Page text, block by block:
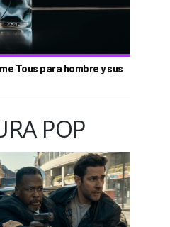
Tous para hombre y sus
POP